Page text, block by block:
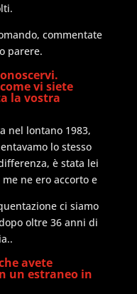
commentate
parere.
vi siete
la vostra
nel lontano 1983,
lo stesso
è stata lei
ne ero accorto e
ci siamo
oltre 36 anni di
avete
un estraneo in